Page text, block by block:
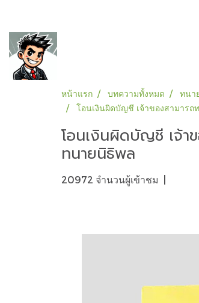
หน้าแรก บทความทั้งหมด
ทนา
โอนเงินผิดบัญชี เจ้าของสามาร
โอนเงินผิดบัญชี เจ้า
ทนายนิธิพล
20972 จำนวนผู้เข้าชม